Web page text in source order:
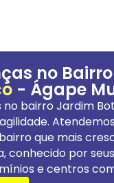
no Bairro
- Ágape
no bairro Jardim
que mais
conhecido por
e centros